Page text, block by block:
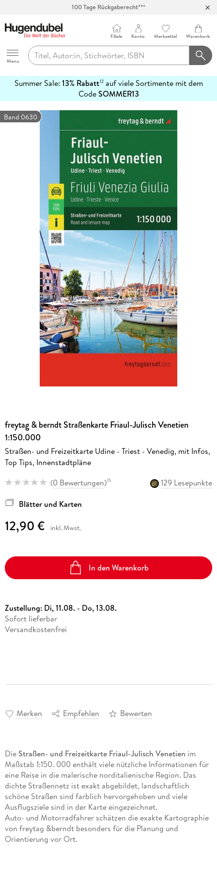
100 Tage Rückgaberecht***
Hugendubel
Menu
Filiale Konto Merkzettel Warenkorb
Summer Sale: 13% Rabatt12auf viele Sortimente mit dem
CodeSOMMER13
erfahren
Band 0630
freytag & berndt Straßenkarte Friaul-Julisch Venetien
1:150.000
Straßen- und Freizeitkarte Udine - Triest - Venedig, mit Infos,
Top Tips, Innenstadtpläne
(0 Bewertungen)15 129 Lesepunkte
Blätter und Karten
12,90 € inkl. Mwst.
In den Warenkorb
Zustellung: Di, 11.08. - Do, 13.08.
Sofort lieferbar
Versandkostenfrei
Merken Empfehlen Bewerten
Die Straßen- und Freizeitkarte Friaul-Julisch Venetien im
Maßstab 1:150. 000 enthält viele nützliche Informationen für
eine Reise in die malerische norditalienische Region. Das
dichte Straßennetz ist exakt abgebildet, landschaftlich
schöne Straßen sind farblich hervorgehoben und viele
Ausflugsziele sind in der Karte eingezeichnet.
Auto- und Motorradfahrer schätzen die exakte Kartographie
von freytag &berndt besonders für die Planung und
Orientierung vor Ort.